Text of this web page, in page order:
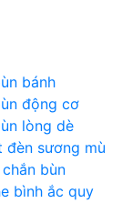
bánh
động cơ
lòng dè
đèn sương mù
bùn
bình ắc quy